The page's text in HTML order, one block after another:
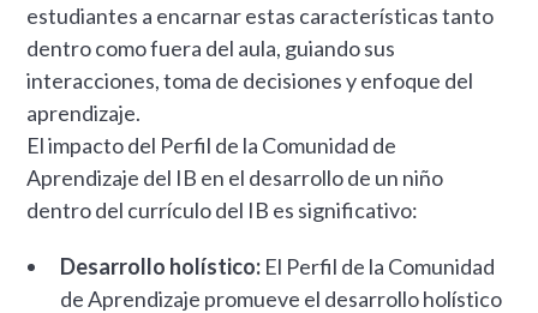
estudiantes a encarnar estas características tanto
dentro como fuera del aula, guiando sus
interacciones, toma de decisiones y enfoque del
aprendizaje.
El impacto del Perfil de la Comunidad de
Aprendizaje del IB en el desarrollo de un niño
dentro del currículo del IB es significativo:
Desarrollo holístico: El Perfil de la Comunidad
de Aprendizaje promueve el desarrollo holístico